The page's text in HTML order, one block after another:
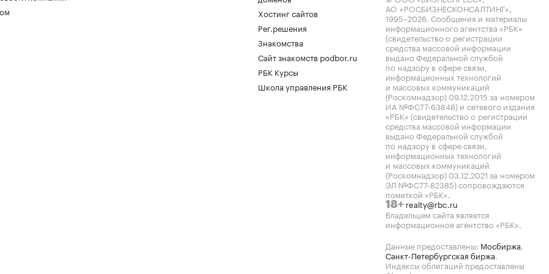
Хостинг сайтов
Рег.решения
Знакомства
Сайт знакомств podbor.ru
РБК Курсы
Школа управления РБК
АО «РОСБИЗНЕСКОНСАЛТИНГ»,
1995–2026. Сообщения и материалы
информационного агентства «РБК»
(свидетельство о регистрации
средства массовой информации
выдано Федеральной службой
по надзору в сфере связи,
информационных технологий
и массовых коммуникаций
(Роскомнадзор) 09.12.2015 за номером
ИА №ФС77-63848) и сетевого издания
«РБК» (свидетельство о регистрации
средства массовой информации
выдано Федеральной службой
по надзору в сфере связи,
информационных технологий
и массовых коммуникаций
(Роскомнадзор) 03.12.2021 за номером
ЭЛ №ФС77-82385) сопровождаются
пометкой «РБК».
18+ realty@rbc.ru
Владельцем сайта является
информационное агентство «РБК».
Данные предоставлены: Мосбиржа,
Санкт-Петербургская биржа.
Индексы облигаций предоставлены